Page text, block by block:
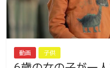
動画 子供